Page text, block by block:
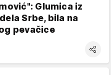
Glumica iz
Srbe, bila na
pevačice